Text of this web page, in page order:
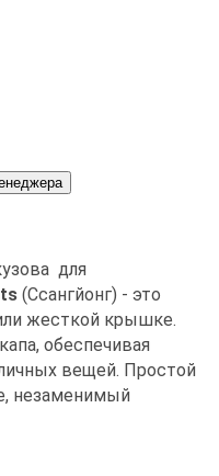
для
(Ссангйонг) - это
жесткой крышке.
обеспечивая
вещей. Простой
незаменимый